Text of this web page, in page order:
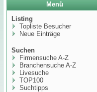
Menü
Listing
Topliste Besucher
Neue Einträge
Suchen
Firmensuche A-Z
Branchensuche A-Z
Livesuche
TOP100
Suchtipps